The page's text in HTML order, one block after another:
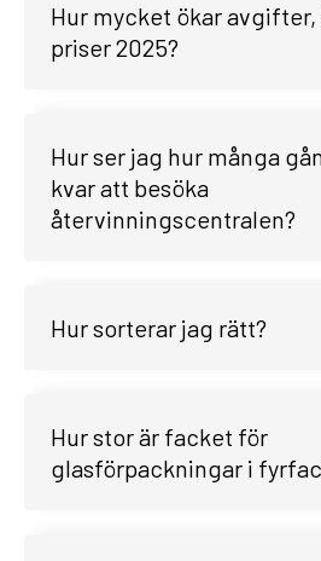
Hur mycket ökar
priser 2025?
Hur ser jag hur många
kvar att besöka
återvinningscentralen?
Hur sorterar jag rätt?
Hur stor är facket för
glasförpackningar i